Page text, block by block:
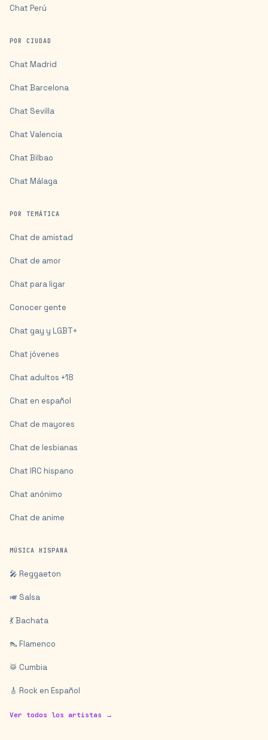
Chat Perú
POR CIUDAD
Chat Madrid
Chat Barcelona
Chat Sevilla
Chat Valencia
Chat Bilbao
Chat Málaga
POR TEMÁTICA
Chat de amistad
Chat de amor
Chat para ligar
Conocer gente
Chat gay y LGBT+
Chat jóvenes
Chat adultos +18
Chat en español
Chat de mayores
Chat de lesbianas
Chat IRC hispano
Chat anónimo
Chat de anime
MÚSICA HISPANA
🎤 Reggaeton
🎺 Salsa
💃 Bachata
👠 Flamenco
🥁 Cumbia
🎸 Rock en Español
Ver todos los artistas →